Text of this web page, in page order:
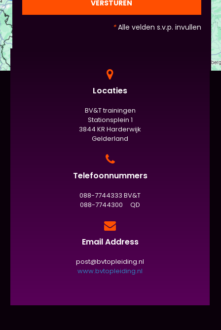
evaluatieformulier niet :)
VERSTUREN
*Alle velden s.v.p. invullen
Locaties
BV&T trainingen
Stationsplein 1
3844 KR Harderwijk
Gelderland
Telefoonnummers
088-7744333 BV&T
088-7744300 QD
Email Address
post@bvtopleiding.nl
www.bvtopleiding.nl